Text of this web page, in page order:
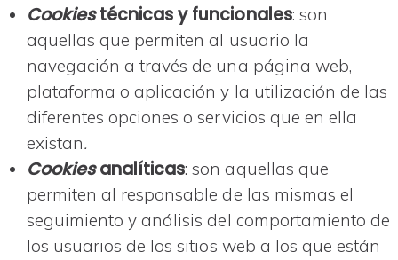
Cookiestécnicas y funcionales: son
aquellas que permiten al usuario la
navegación a través de una página web,
plataforma o aplicación y la utilización de las
diferentes opciones o servicios que en ella
existan.
Cookiesanalíticas: son aquellas que
permiten al responsable de las mismas el
seguimiento y análisis del comportamiento de
los usuarios de los sitios web a los que están